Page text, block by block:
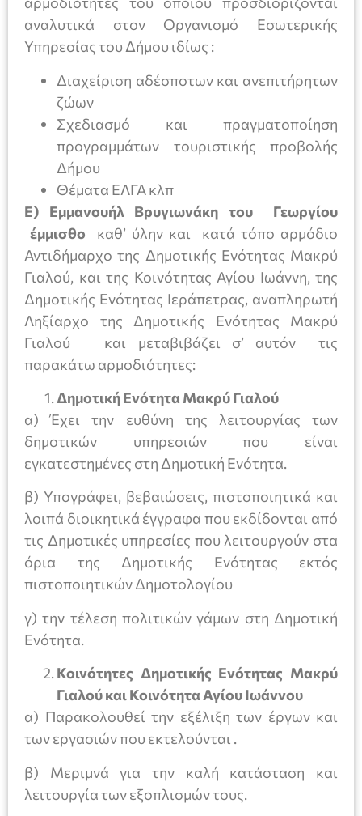
αναλυτικά στον Οργανισμό Εσωτερικής
Υπηρεσίας του Δήμου ιδίως :
Διαχείριση αδέσποτων και ανεπιτήρητων
ζώων
Σχεδιασμό και πραγματοποίηση
προγραμμάτων τουριστικής προβολής
Δήμου
Θέματα ΕΛΓΑ κλπ
Ε) Εμμανουήλ Βρυγιωνάκη του Γεωργίου
έμμισθο καθ’ ύλην και κατά τόπο αρμόδιο
Αντιδήμαρχο της Δημοτικής Ενότητας Μακρύ
Γιαλού, και της Κοινότητας Αγίου Ιωάννη, της
Δημοτικής Ενότητας Ιεράπετρας, αναπληρωτή
Ληξίαρχο της Δημοτικής Ενότητας Μακρύ
Γιαλού και μεταβιβάζει σ’ αυτόν τις
παρακάτω αρμοδιότητες:
Δημοτική Ενότητα Μακρύ Γιαλού
α) Έχει την ευθύνη της λειτουργίας των
δημοτικών υπηρεσιών που είναι
εγκατεστημένες στη Δημοτική Ενότητα.
β) Υπογράφει, βεβαιώσεις, πιστοποιητικά και
λοιπά διοικητικά έγγραφα που εκδίδονται από
τις Δημοτικές υπηρεσίες που λειτουργούν στα
όρια της Δημοτικής Ενότητας εκτός
πιστοποιητικών Δημοτολογίου
γ) την τέλεση πολιτικών γάμων στη Δημοτική
Ενότητα.
Κοινότητες Δημοτικής Ενότητας Μακρύ
Γιαλού και Κοινότητα Αγίου Ιωάννου
α) Παρακολουθεί την εξέλιξη των έργων και
των εργασιών που εκτελούνται .
β) Μεριμνά για την καλή κατάσταση και
λειτουργία των εξοπλισμών τους.